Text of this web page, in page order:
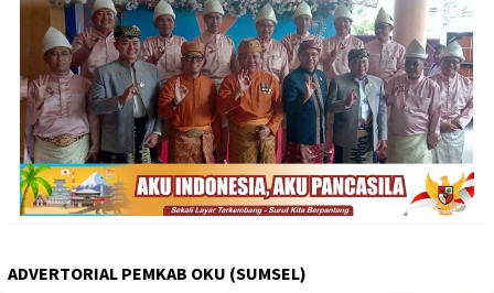
ADVERTORIAL PEMKAB OKU (SUMSEL)